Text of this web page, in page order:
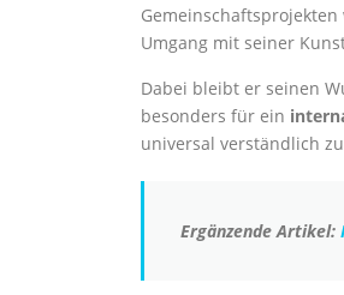
Umgang mit seiner
Dabei bleibt er seinen
besonders für ein
universal verständlich
Ergänzende Artikel: